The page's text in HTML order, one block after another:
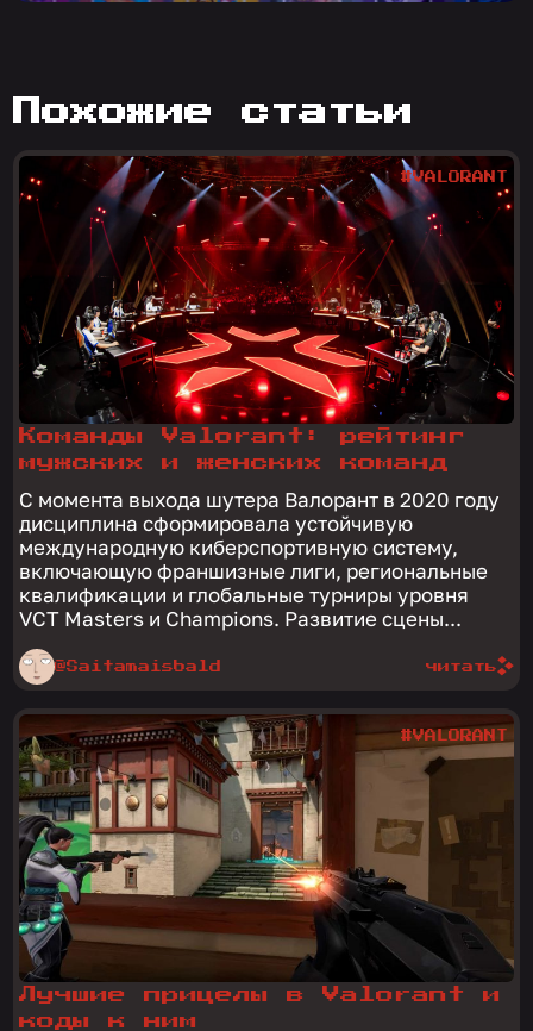
похожие статьи
Команды Valorant: рейтинг
мужских и женских команд
С момента выхода шутера Валорант в 2020 году
дисциплина сформировала устойчивую
международную киберспортивную систему,
включающую франшизные лиги, региональные
квалификации и глобальные турниры уровня
VCT Masters и Champions. Развитие сцены...
@Saitamaisbald
#VALORANT
читать
Лучшие прицелы в Valorant и
коды к ним
#VALORANT